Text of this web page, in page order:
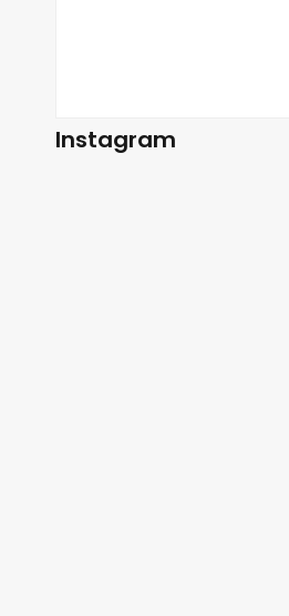
Instagram